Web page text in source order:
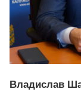
Владислав